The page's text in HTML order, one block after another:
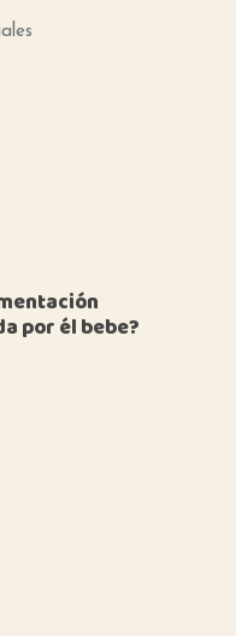
por él bebe?